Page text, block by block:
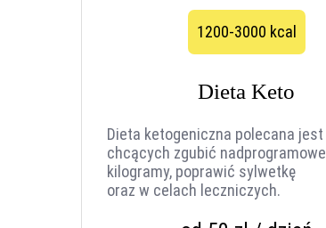
1200-3000 kcal
Dieta Keto
Dieta ketogeniczna polecana
chcących zgubić nadprogramowe
kilogramy, poprawić sylwetkę
oraz w celach leczniczych.